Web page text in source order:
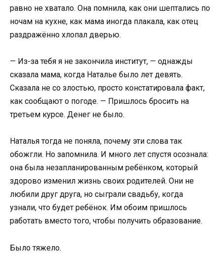
равно не хватало. Она помнила, как они шептались по
ночам на кухне, как мама иногда плакала, как отец
раздражённо хлопал дверью.
— Из-за тебя я не закончила институт, — однажды
сказала мама, когда Наталье было лет девять.
Сказала не со злостью, просто констатировала факт,
как сообщают о погоде. — Пришлось бросить на
третьем курсе. Денег не было.
Наталья тогда не поняла, почему эти слова так
обожгли. Но запомнила. И много лет спустя осознала:
она была незапланированным ребёнком, который
здорово изменил жизнь своих родителей. Они не
любили друг друга, но сыграли свадьбу, когда
узнали, что будет ребёнок. Им обоим пришлось
работать вместо того, чтобы получить образование.
Было тяжело.